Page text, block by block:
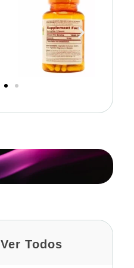
Ver Todos